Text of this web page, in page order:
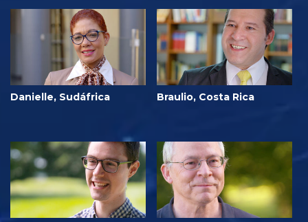
Danielle, Sudáfrica Braulio, Costa Rica